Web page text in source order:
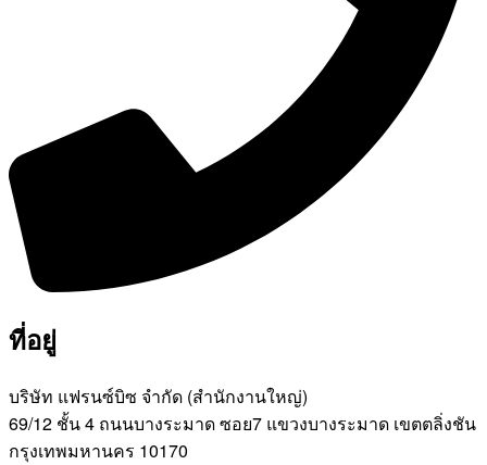
ที่อยู่
บริษัท แฟรนซ์บิซ จํากัด (สํานักงานใหญ่)
69/12 ชั้น 4 ถนนบางระมาด ซอย7 แขวงบางระมาด เขตตลิ่งชัน
กรุงเทพมหานคร 10170